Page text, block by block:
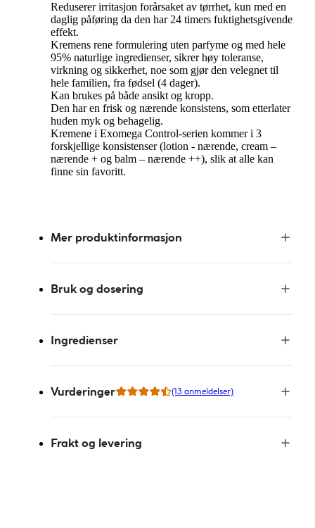
Reduserer irritasjon forårsaket av tørrhet, kun med en
daglig påføring da den har 24 timers fuktighetsgivende
effekt.
Kremens rene formulering uten parfyme og med hele
95% naturlige ingredienser, sikrer høy toleranse,
virkning og sikkerhet, noe som gjør den velegnet til
hele familien, fra fødsel (4 dager).
Kan brukes på både ansikt og kropp.
Den har en frisk og nærende konsistens, som etterlater
huden myk og behagelig.
Kremene i Exomega Control-serien kommer i 3
forskjellige konsistenser (lotion - nærende, cream –
nærende + og balm – nærende ++), slik at alle kan
finne sin favoritt.
Mer produktinformasjon
Bruk og dosering
Ingredienser
Vurderinger (13 anmeldelser)
Frakt og levering